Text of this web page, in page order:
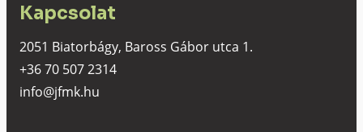
Kapcsolat
2051 Biatorbágy, Baross Gábor utca 1.
+36 70 507 2314
info@jfmk.hu